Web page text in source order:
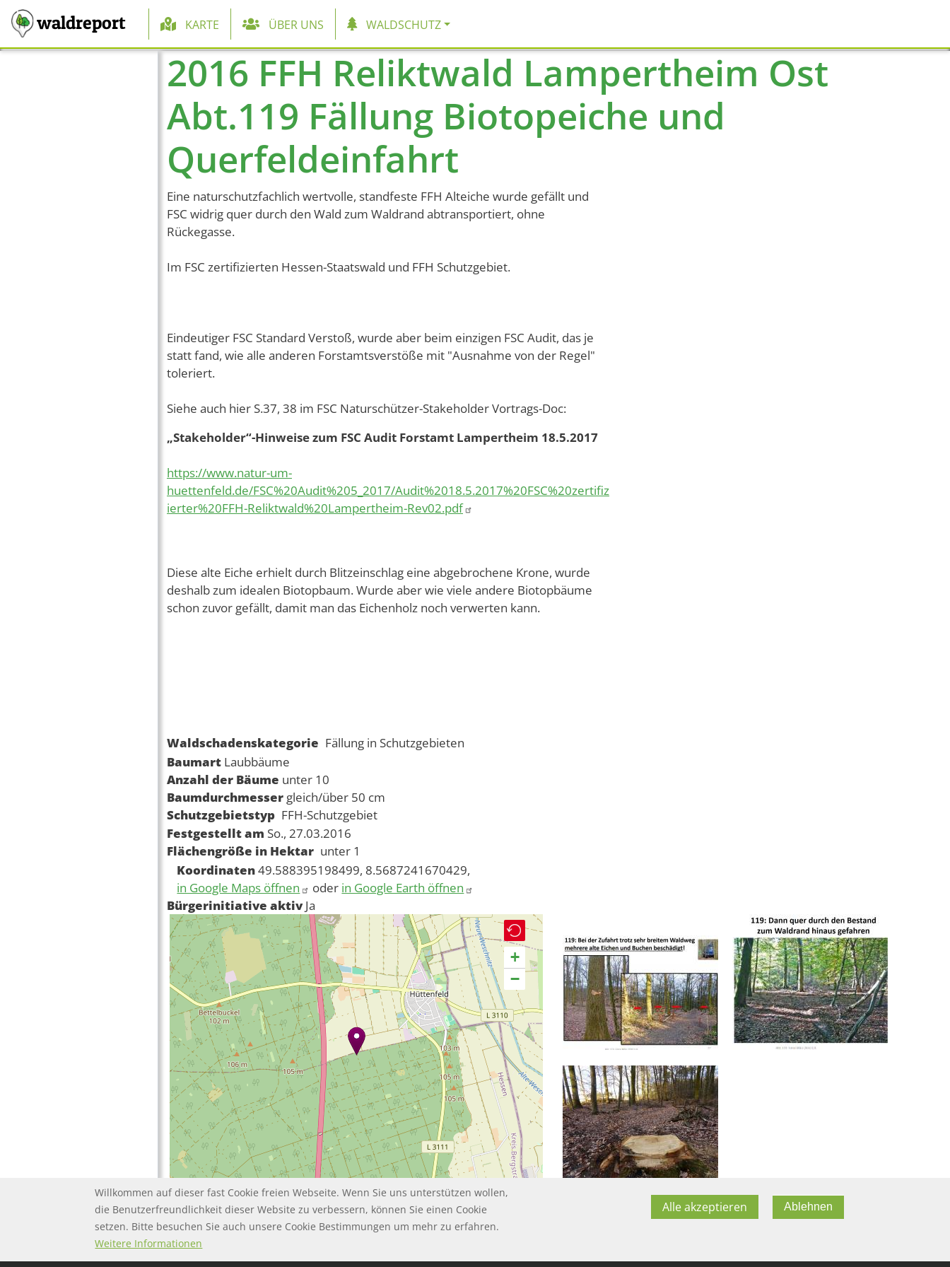
waldreport Hauptnavigation
KARTE ÜBER UNS WALDSCHUTZ
2016 FFH Reliktwald Lampertheim Ost
Abt.119 Fällung Biotopeiche und
Querfeldeinfahrt
Eine naturschutzfachlich wertvolle, standfeste FFH Alteiche wurde gefällt und
FSC widrig quer durch den Wald zum Waldrand abtransportiert, ohne
Rückegasse.
Im FSC zertifizierten Hessen-Staatswald und FFH Schutzgebiet.
Eindeutiger FSC Standard Verstoß, wurde aber beim einzigen FSC Audit, das je
statt fand, wie alle anderen Forstamtsverstöße mit "Ausnahme von der Regel"
toleriert.
Siehe auch hier S.37, 38 im FSC Naturschützer-Stakeholder Vortrags-Doc:
„Stakeholder“-Hinweise zum FSC Audit Forstamt Lampertheim 18.5.2017
https://www.natur-um-
huettenfeld.de/FSC%20Audit%205_2017/Audit%2018.5.2017%20FSC%20zertifiz
ierter%20FFH-Reliktwald%20Lampertheim-Rev02.pdf
Diese alte Eiche erhielt durch Blitzeinschlag eine abgebrochene Krone, wurde
deshalb zum idealen Biotopbaum. Wurde aber wie viele andere Biotopbäume
schon zuvor gefällt, damit man das Eichenholz noch verwerten kann.
Waldschadenskategorie Fällung in Schutzgebieten
Baumart Laubbäume
Anzahl der Bäume unter 10
Baumdurchmesser gleich/über 50 cm
Schutzgebietstyp FFH-Schutzgebiet
Festgestellt am So., 27.03.2016
Flächengröße in Hektar unter 1
Koordinaten49.588395198499, 8.5687241670429,
in Google Maps öffnen
oder in Google Earth öffnen
Bürgerinitiative aktiv Ja
+
−
Leaflet | ©OpenStreetMapcontributors
FOOTER MENU Twitter
FOOTER-IMPRESSUM
Impressum
Willkommen auf dieser fast Cookie freien Webseite. Wenn Sie uns unterstützen wollen,
die Benutzerfreundlichkeit dieser Website zu verbessern, können Sie einen Cookie
setzen. Bitte besuchen Sie auch unsere Cookie Bestimmungen um mehr zu erfahren.
Weitere Informationen
Alle akzeptieren Ablehnen